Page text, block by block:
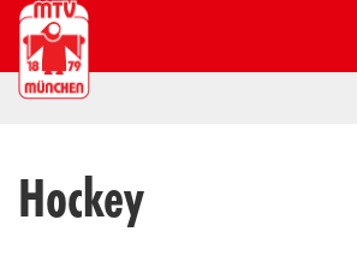
Hockey